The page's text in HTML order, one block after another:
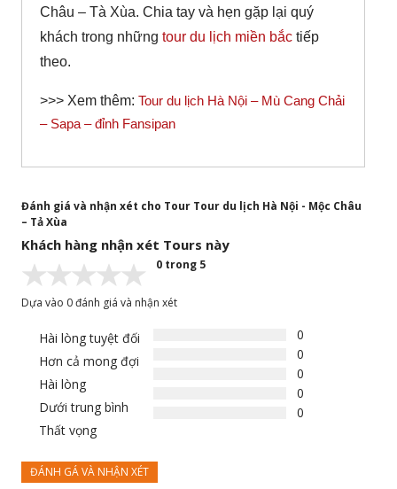
Châu – Tà Xùa. Chia tay và hẹn gặp lại quý
khách trong những tour du lịch miền bắc tiếp
theo.
>>> Xem thêm: Tour du lịch Hà Nội – Mù Cang Chải
– Sapa – đỉnh Fansipan
Đánh giá và nhận xét cho Tour Tour du lịch Hà Nội - Mộc Châu
– Tả Xùa
Khách hàng nhận xét Tours này
0 trong 5
Dựa vào 0 đánh giá và nhận xét
Hài lòng tuyệt đối
Hơn cả mong đợi
Hài lòng
Dưới trung bình
Thất vọng
0
0
0
0
0
ĐÁNH GÁ VÀ NHẬN XÉT